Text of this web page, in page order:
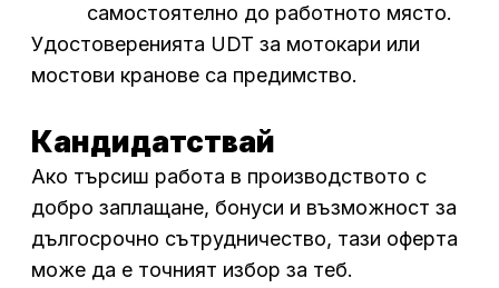
самостоятелно до работното място.
Удостоверенията UDT за мотокари или
мостови кранове са предимство.
Кандидатствай
Ако търсиш работа в производството с
добро заплащане, бонуси и възможност за
дългосрочно сътрудничество, тази оферта
може да е точният избор за теб.